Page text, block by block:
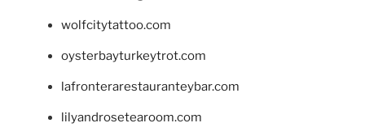
wolfcitytattoo.com
oysterbayturkeytrot.com
lafronterarestauranteybar.com
lilyandrosetearoom.com